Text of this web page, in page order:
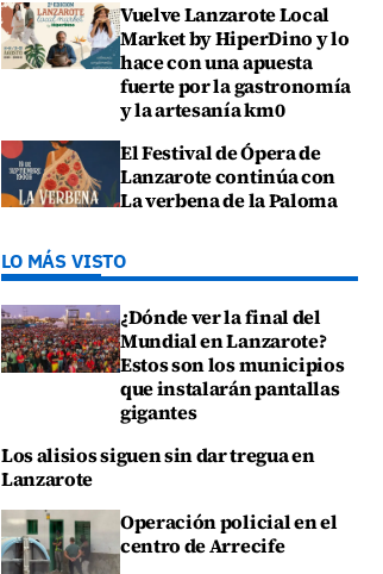
Vuelve Lanzarote Local
Market by HiperDino y lo
hace con una apuesta
fuerte por la gastronomía
y la artesanía km0
El Festival de Ópera de
Lanzarote continúa con
La verbena de la Paloma
LO MÁS VISTO
¿Dónde ver la final del
Mundial en Lanzarote?
Estos son los municipios
que instalarán pantallas
gigantes
Los alisios siguen sin dar tregua en
Lanzarote
Operación policial en el
centro de Arrecife